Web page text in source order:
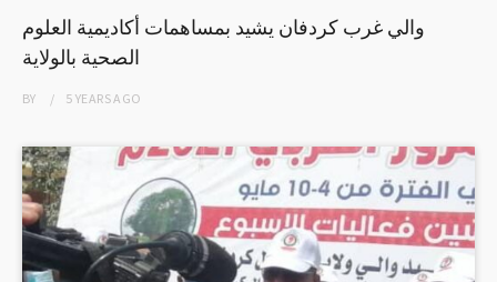
والي غرب كردفان يشيد بمساهمات أكاديمية العلوم
الصحية بالولاية
BY 5 YEARSAGO